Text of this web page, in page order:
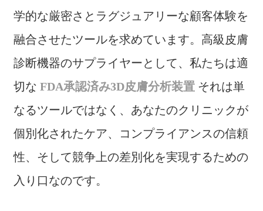
学的な厳密さとラグジュアリーな顧客体験を
融合させたツールを求めています。高級皮膚
診断機器のサプライヤーとして、私たちは適
切な FDA承認済み3D皮膚分析装置それは単
なるツールではなく、あなたのクリニックが
個別化されたケア、コンプライアンスの信頼
性、そして競争上の差別化を実現するための
入り口なのです。